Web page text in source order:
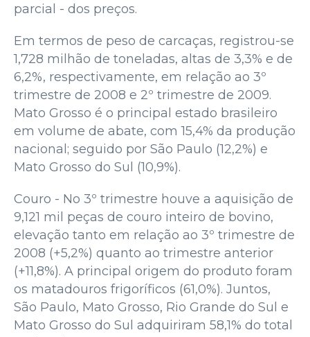
parcial - dos preços.
Em termos de peso de carcaças, registrou-se
1,728 milhão de toneladas, altas de 3,3% e de
6,2%, respectivamente, em relação ao 3º
trimestre de 2008 e 2º trimestre de 2009.
Mato Grosso é o principal estado brasileiro
em volume de abate, com 15,4% da produção
nacional; seguido por São Paulo (12,2%) e
Mato Grosso do Sul (10,9%).
Couro - No 3º trimestre houve a aquisição de
9,121 mil peças de couro inteiro de bovino,
elevação tanto em relação ao 3º trimestre de
2008 (+5,2%) quanto ao trimestre anterior
(+11,8%). A principal origem do produto foram
os matadouros frigoríficos (61,0%). Juntos,
São Paulo, Mato Grosso, Rio Grande do Sul e
Mato Grosso do Sul adquiriram 58,1% do total